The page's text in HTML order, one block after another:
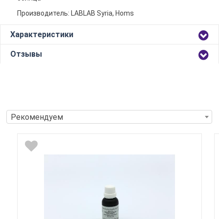
Производитель: LABLAB Syria, Homs
Характеристики
Отзывы
Рекомендуем